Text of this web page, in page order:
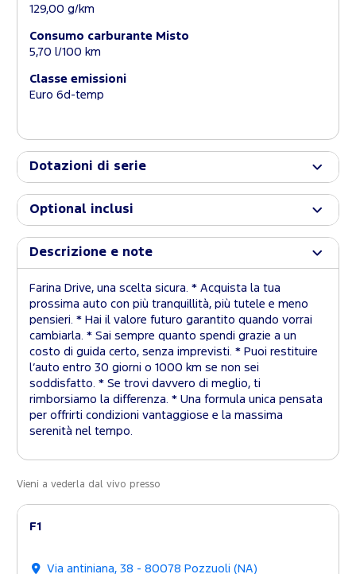
129,00 g/km
Consumo carburante Misto
5,70 l/100 km
Classe emissioni
Euro 6d-temp
Dotazioni di serie
Optional inclusi
Descrizione e note
Farina Drive, una scelta sicura. * Acquista la tua
prossima auto con più tranquillità, più tutele e meno
pensieri. * Hai il valore futuro garantito quando vorrai
cambiarla. * Sai sempre quanto spendi grazie a un
costo di guida certo, senza imprevisti. * Puoi restituire
l’auto entro 30 giorni o 1000 km se non sei
soddisfatto. * Se trovi davvero di meglio, ti
rimborsiamo la differenza. * Una formula unica pensata
per offrirti condizioni vantaggiose e la massima
serenità nel tempo.
Vieni a vederla dal vivo presso
F1
Via antiniana, 38 - 80078 Pozzuoli (NA)